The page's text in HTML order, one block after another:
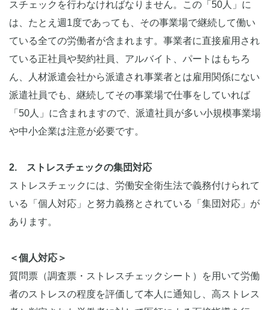
スチェックを行わなければなりません。この「50人」に
は、たとえ週1度であっても、その事業場で継続して働い
ている全ての労働者が含まれます。事業者に直接雇用され
ている正社員や契約社員、アルバイト、パートはもちろ
ん、人材派遣会社から派遣され事業者とは雇用関係にない
派遣社員でも、継続してその事業場で仕事をしていれば
「50人」に含まれますので、派遣社員が多い小規模事業場
や中小企業は注意が必要です。
2. ストレスチェックの集団対応
ストレスチェックには、労働安全衛生法で義務付けられて
いる「個人対応」と努力義務とされている「集団対応」が
あります。
＜個人対応＞
質問票（調査票・ストレスチェックシート）を用いて労働
者のストレスの程度を評価して本人に通知し、高ストレス